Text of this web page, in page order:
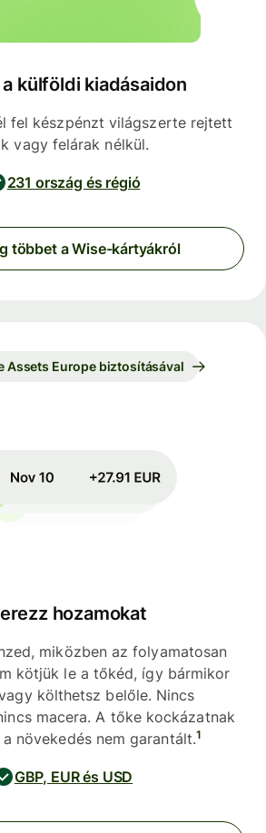
külföldi kiadásaidon
fel készpénzt világszerte rejtett
vagy felárak nélkül.
231 ország és régió
többet a Wise-kártyákról
Assets Europe biztosításával
hozamokat
miközben az folyamatosan
kötjük le a tőkéd, így bármikor
költhetsz belőle. Nincs
macera. A tőke kockázatnak
növekedés nem garantált.1
GBP, EUR és USD